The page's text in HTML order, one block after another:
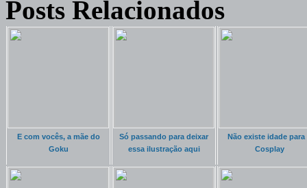
Posts Relacionados
E com vocês, a mãe do
Goku
Só passando para deixar
essa ilustração aqui
Não existe idade para
Cosplay